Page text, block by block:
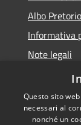
Albo Pretorio
Informativa
Note legali
Questo sito
necessari al
nonché un